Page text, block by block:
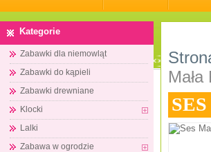
Kategorie
Zabawki dla niemowląt
Zabawki do kąpieli
Zabawki drewniane
Klocki
Lalki
Zabawa w ogrodzie